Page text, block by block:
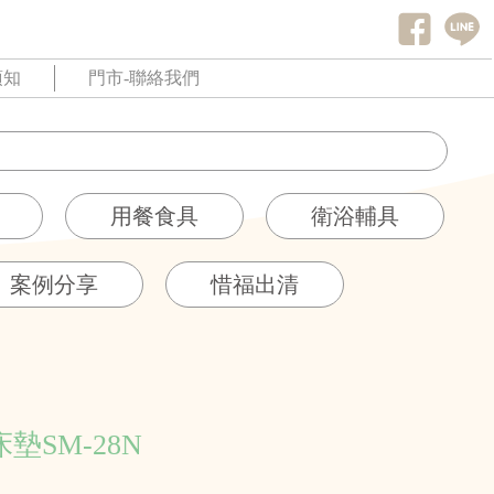
門市-聯絡我們
用餐食具 衛浴輔具
案例分享 惜福出清
墊SM-28N